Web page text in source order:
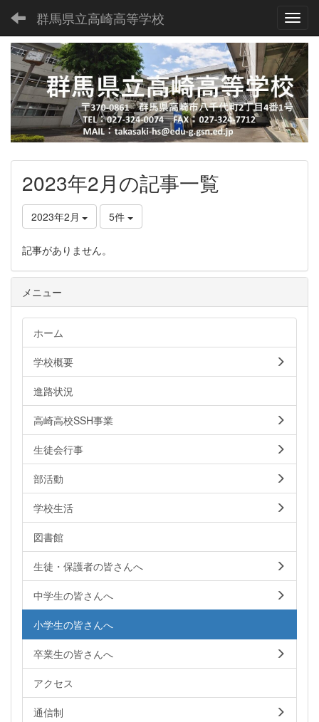
群馬県立高崎高等学校
2023年2月の記事一覧
2023年2月 5件
記事がありません。
メニュー
ホーム
学校概要
進路状況
高崎高校SSH事業
生徒会行事
部活動
学校生活
図書館
生徒・保護者の皆さんへ
中学生の皆さんへ
小学生の皆さんへ
卒業生の皆さんへ
アクセス
通信制